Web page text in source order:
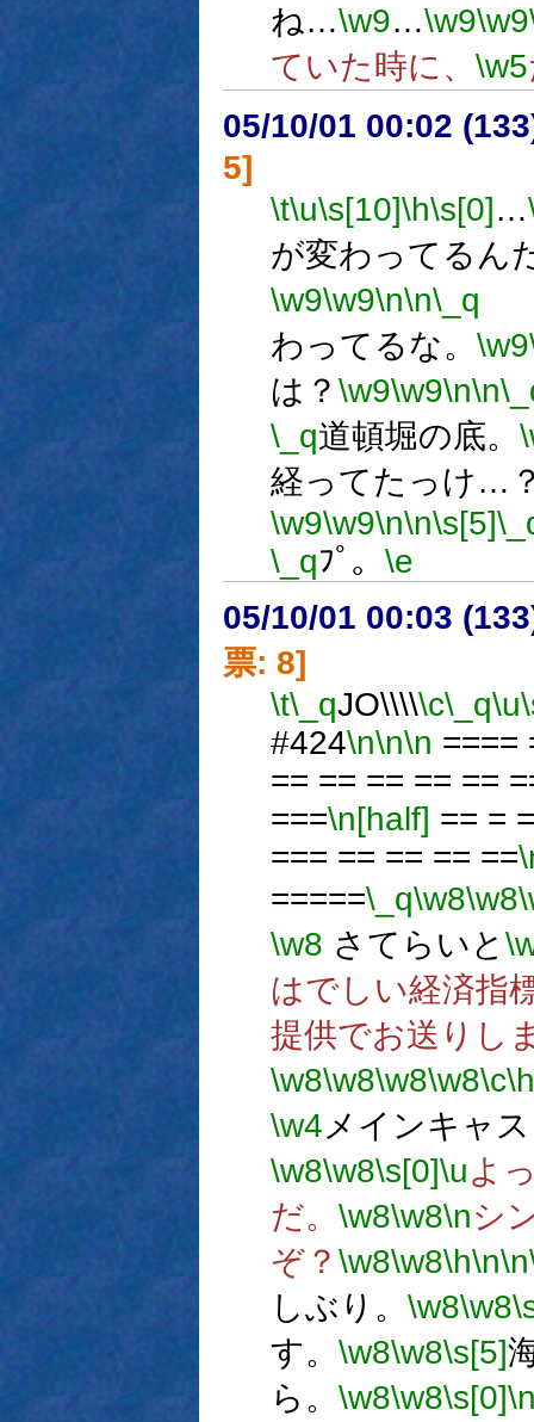
ね…\w9…\w9\w9
ていた時に、 \w5
05/10/01 00:02
5]
\t\u\s[10]\h\s[0]…
が変わってるん
\w9\w9\n\n\_q
わってるな。 \w9
は？ \w9\w9\n\n
\_q道頓堀の底。
経ってたっけ…
\w9\w9\n\n\s[5]
\_qﾌﾟ。 \e
05/10/01 00:03
票: 8]
\t\_qJO\\\\\c\_q\u
#424\n\n\n ====
== == == == ==
===\n[half] == =
=== == == == ==
=====\_q\w8\w8
\w8 さてらいと
はでしい経済指
提供でお送りし
\w8\w8\w8\w8\c\h
\w4メインキャ
\w8\w8\s[0]\uよ
だ。 \w8\w8\nシ
ぞ？ \w8\w8\h\n\n
しぶり。 \w8\w8
す。 \w8\w8\s[5]
ら。 \w8\w8\s[0]